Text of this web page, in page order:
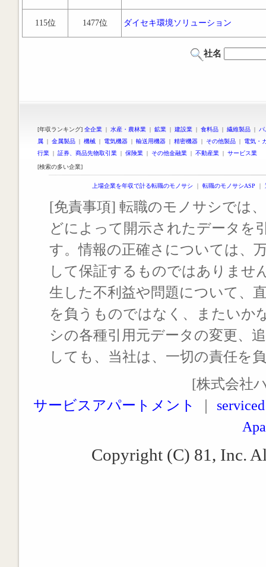
115位 1477位 ダイセキ環境ソリューション
社名
[年収ランキング] 全企業 | 水産・農林業 | 鉱業 | 建設業 | 食料品 | 繊維製品 |
属 | 金属製品 | 機械 | 電気機器 | 輸送用機器 | 精密機器 | その他製品 | 電気・
行業 | 証券、商品先物取引業 | 保険業 | その他金融業 | 不動産業 | サービス業
[検索の多い企業]
上場企業を年収で計る転職のモノサシ ｜ 転職のモノサシASP ｜
[免責事項] 転職のモノサシでは
どによって開示されたデータを
す。情報の正確さについては、
して保証するものではありませ
生した不利益や問題について、
を負うものではなく、またいか
シの各種引用元データの変更、
しても、当社は、一切の責任を
[株式会社
サービスアパートメント
Copyright (C) 81, Inc.